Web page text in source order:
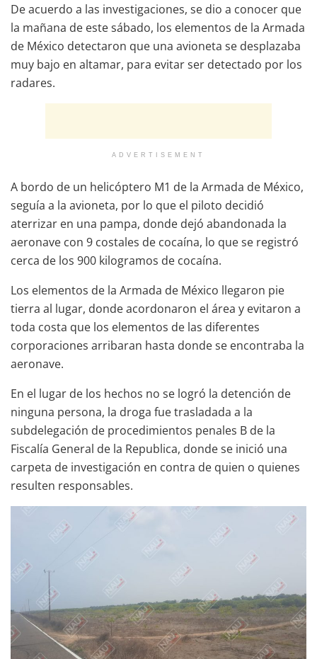
De acuerdo a las investigaciones, se dio a conocer que
la mañana de este sábado, los elementos de la Armada
de México detectaron que una avioneta se desplazaba
muy bajo en altamar, para evitar ser detectado por los
radares.
ADVERTISEMENT
A bordo de un helicóptero M1 de la Armada de México,
seguía a la avioneta, por lo que el piloto decidió
aterrizar en una pampa, donde dejó abandonada la
aeronave con 9 costales de cocaína, lo que se registró
cerca de los 900 kilogramos de cocaína.
Los elementos de la Armada de México llegaron pie
tierra al lugar, donde acordonaron el área y evitaron a
toda costa que los elementos de las diferentes
corporaciones arribaran hasta donde se encontraba la
aeronave.
En el lugar de los hechos no se logró la detención de
ninguna persona, la droga fue trasladada a la
subdelegación de procedimientos penales B de la
Fiscalía General de la Republica, donde se inició una
carpeta de investigación en contra de quien o quienes
resulten responsables.